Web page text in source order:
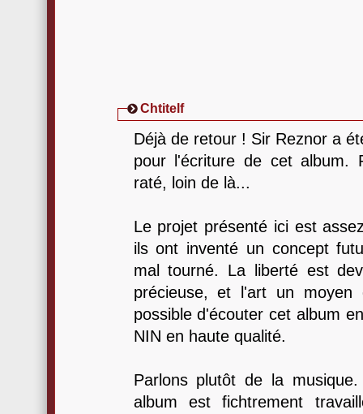
Chtitelf
Déjà de retour ! Sir Reznor a
pour l'écriture de cet album.
raté, loin de là...
Le projet présenté ici est
ils ont inventé un concept
mal tourné. La liberté est
précieuse, et l'art un
possible d'écouter cet album
NIN en haute qualité.
Parlons plutôt de la
album est fichtrement